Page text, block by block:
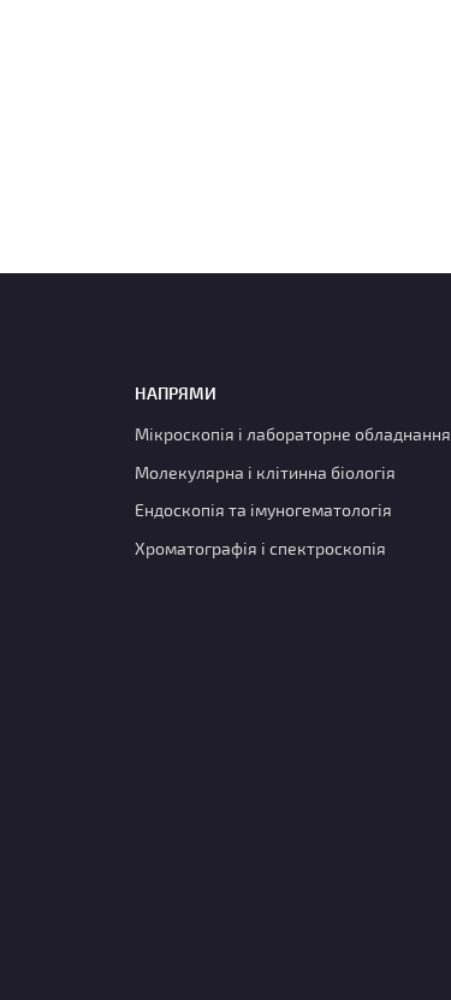
НАПРЯМИ
Мікроскопія і лабораторне обладнання
Молекулярна і клітинна біологія
Ендоскопія та імуногематологія
Хроматографія і спектроскопія